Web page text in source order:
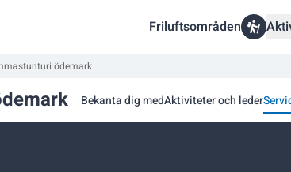
Friluftsområden
ödemark
Bekanta dig medAktiviteter och leder